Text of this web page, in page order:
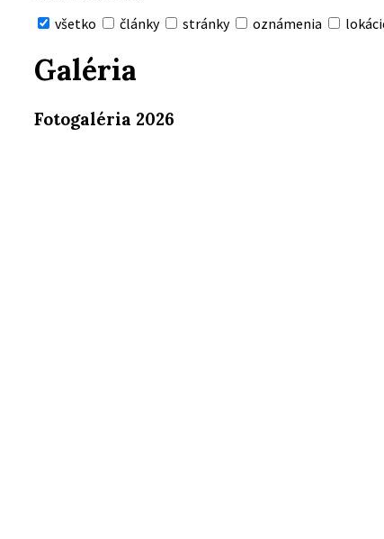
všetko
články stránky oznámenia
vyhľadávanie
Galéria
Fotogaléria 2026